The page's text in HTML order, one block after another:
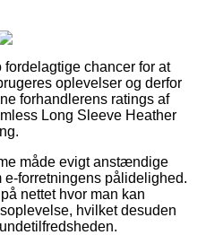
chancer for at
oplevelser og derfor
forhandlerens ratings af
Long Sleeve Heather
måde evigt anstændige
e-forretningens pålidelighed.
nettet hvor man kan
hvilket desuden